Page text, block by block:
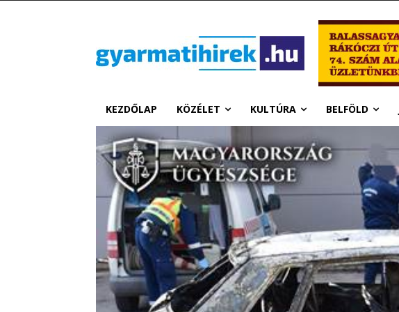
KEZDŐLAP KÖZÉLET KULTÚRA BELFÖLD